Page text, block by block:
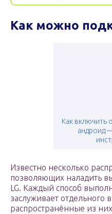
Как можно
Как включить
андроид
Известно несколько
позволяющих наладить
LG. Каждый способ
заслуживает отдельного
распространённые из